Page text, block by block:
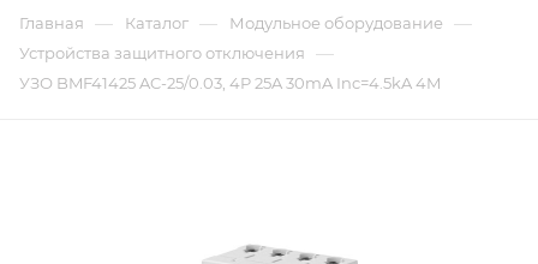
Главная — Каталог — Модульное оборудование —
Устройства защитного отключения —
УЗО BMF41425 AC-25/0.03, 4P 25A 30mA Inc=4.5kA 4M